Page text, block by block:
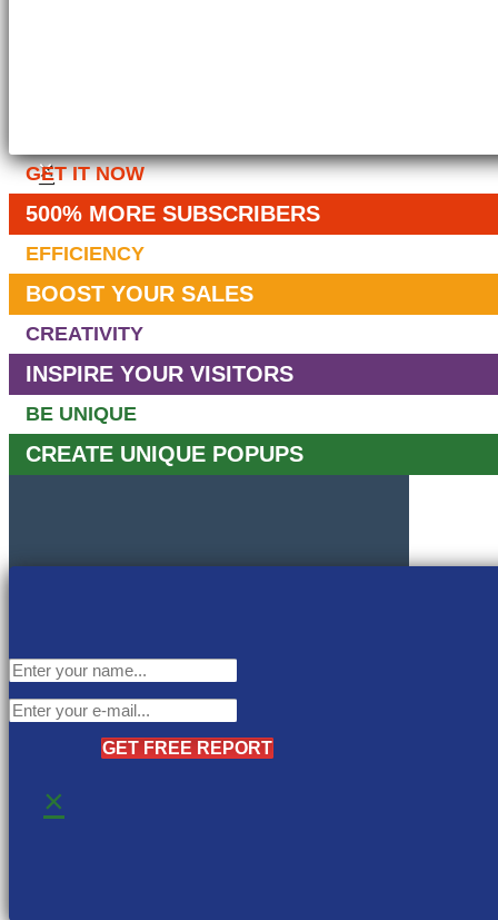
×
GET IT NOW
500% MORE SUBSCRIBERS
EFFICIENCY
BOOST YOUR SALES
CREATIVITY
INSPIRE YOUR VISITORS
BE UNIQUE
CREATE UNIQUE POPUPS
GET FREE REPORT
×